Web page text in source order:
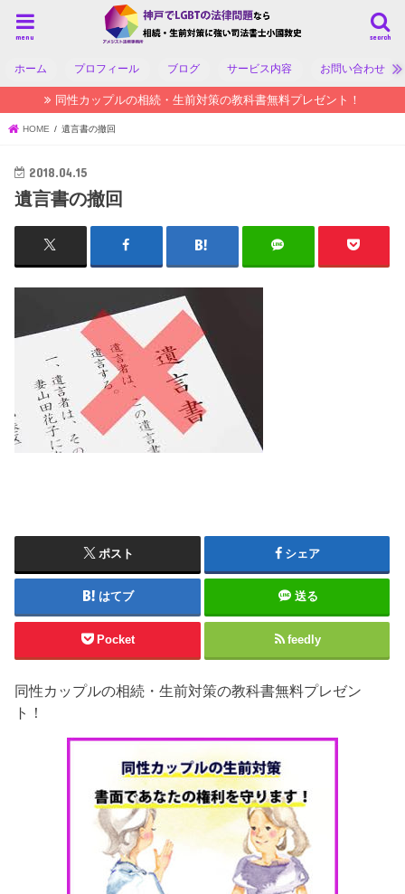
search
menu
ホーム プロフィール ブログ サービス内容 お問い合わせ
同性カップルの相続・生前対策の教科書無料プレゼント！
HOME 遺言書の撤回
2018.04.15
遺言書の撤回
ポスト シェア
はてブ 送る
Pocket feedly
同性カップルの相続・生前対策の教科書無料プレゼン
ト！